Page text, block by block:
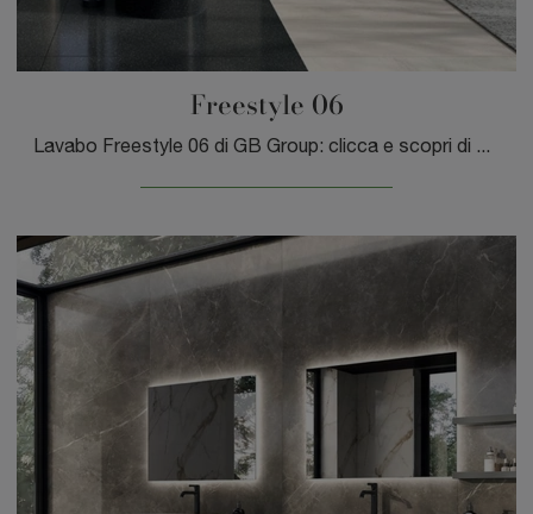
Freestyle 06
Lavabo Freestyle 06 di GB Group: clicca e scopri di più su sanitari in ceramica e accessori del brand.